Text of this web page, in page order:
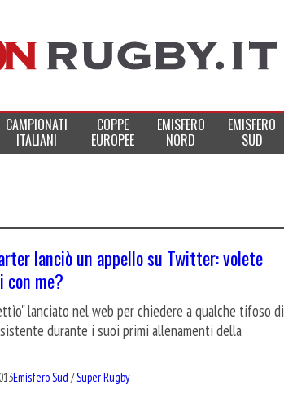
CAMPIONATI
ITALIANI
COPPE
EUROPEE
EMISFERO
NORD
EMISFERO
SUD
lanciò un appello su Twitter: volete
con me?
lanciato nel web per chiedere a qualche tifoso di
durante i suoi primi allenamenti della
Emisfero Sud /Super Rugby